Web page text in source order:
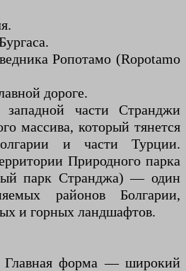
Ропотамо (Ropotamo
дороге.
части Странджи
массива, который тянется
и части Турции.
Природного парка
парк Странджа) — один
районов Болгарии,
и горных ландшафтов.
форма — широкий